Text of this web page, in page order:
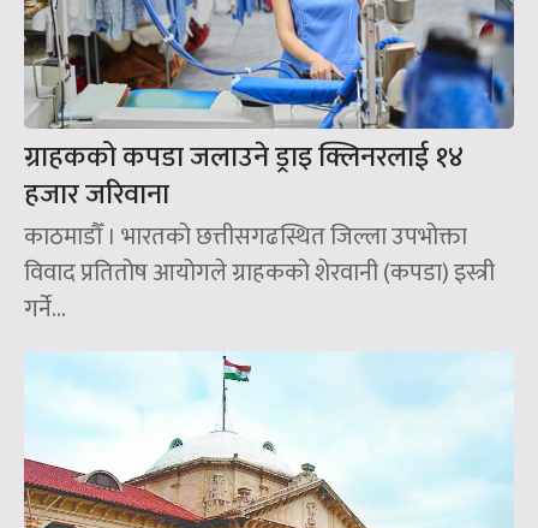
ग्राहकको कपडा जलाउने ड्राइ क्लिनरलाई १४
हजार जरिवाना
काठमाडौँ । भारतको छत्तीसगढस्थित जिल्ला उपभोक्ता
विवाद प्रतितोष आयोगले ग्राहकको शेरवानी (कपडा) इस्त्री
गर्ने...